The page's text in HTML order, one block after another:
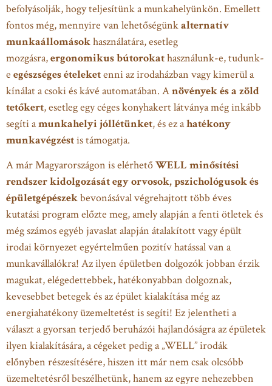
befolyásolják, hogy teljesítünk a munkahelyünkön. Emellett
fontos még, mennyire van lehetőségünkalternatív
munkaállomásokhasználatára, esetleg
mozgásra,ergonomikus bútorokathasználunk-e, tudunk-
e egészséges ételeketenni az irodaházban vagy kimerül a
kínálat a csoki és kávé automatában. Anövények és a zöld
tetőkert, esetleg egy céges konyhakert látványa még inkább
segíti amunkahelyi jóllétünket, és ez ahatékony
munkavégzéstis támogatja.
A már Magyarországon is elérhetőWELL minősítési
rendszer kidolgozását egy orvosok, pszichológusok és
épületgépészekbevonásával végrehajtott több éves
kutatási program előzte meg, amely alapján a fenti ötletek és
még számos egyéb javaslat alapján átalakított vagy épült
irodai környezet egyértelműen pozitív hatással van a
munkavállalókra! Az ilyen épületben dolgozók jobban érzik
magukat, elégedettebbek, hatékonyabban dolgoznak,
kevesebbet betegek és az épület kialakítása még az
energiahatékony üzemeltetést is segíti! Ez jelentheti a
választ a gyorsan terjedő beruházói hajlandóságra az épületek
ilyen kialakítására, a cégeket pedig a „WELL” irodák
előnyben részesítésére, hiszen itt már nem csak olcsóbb
üzemeltetésről beszélhetünk, hanem az egyre nehezebben